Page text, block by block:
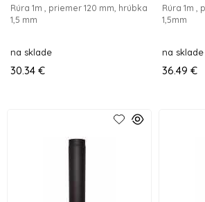
Rúra 1m , priemer 120 mm, hrúbka
1,5 mm
na sklade
30.34 €
Rúra 1m ,
1,5mm
na sklade
36.49 €